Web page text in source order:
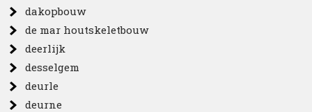
dakopbouw
de mar houtskeletbouw
deerlijk
desselgem
deurle
deurne